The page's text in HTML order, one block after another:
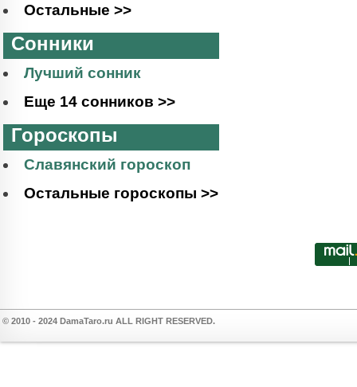
Остальные >>
Сонники
Лучший сонник
Еще 14 сонников >>
Гороскопы
Славянский гороскоп
Остальные гороскопы >>
© 2010 - 2024 DamaTaro.ru ALL RIGHT RESERVED.